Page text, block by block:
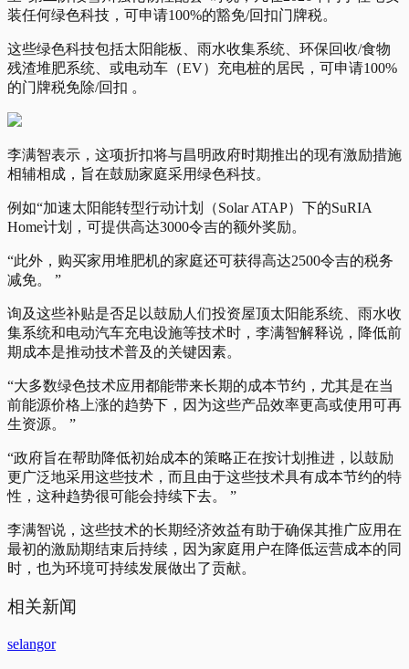
装任何绿色科技，可申请100%的豁免/回扣门牌税。
这些绿色科技包括太阳能板、雨水收集系统、环保回收/食物
残渣堆肥系统、或电动车（EV）充电桩的居民，可申请100%
的门牌税免除/回扣 。
李满智表示，这项折扣将与昌明政府时期推出的现有激励措施
相辅相成，旨在鼓励家庭采用绿色科技。
例如“加速太阳能转型行动计划（Solar ATAP）下的SuRIA
Home计划，可提供高达3000令吉的额外奖励。
“此外，购买家用堆肥机的家庭还可获得高达2500令吉的税务
减免。 ”
询及这些补贴是否足以鼓励人们投资屋顶太阳能系统、雨水收
集系统和电动汽车充电设施等技术时，李满智解释说，降低前
期成本是推动技术普及的关键因素。
“大多数绿色技术应用都能带来长期的成本节约，尤其是在当
前能源价格上涨的趋势下，因为这些产品效率更高或使用可再
生资源。 ”
“政府旨在帮助降低初始成本的策略正在按计划推进，以鼓励
更广泛地采用这些技术，而且由于这些技术具有成本节约的特
性，这种趋势很可能会持续下去。 ”
李满智说，这些技术的长期经济效益有助于确保其推广应用在
最初的激励期结束后持续，因为家庭用户在降低运营成本的同
时，也为环境可持续发展做出了贡献。
相关新闻
selangor